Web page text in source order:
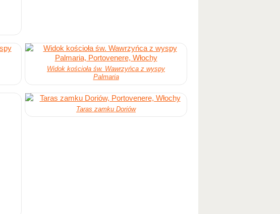
Widok kościoła św. Wawrzyńca z wyspy
Palmaria
Taras zamku Doriów